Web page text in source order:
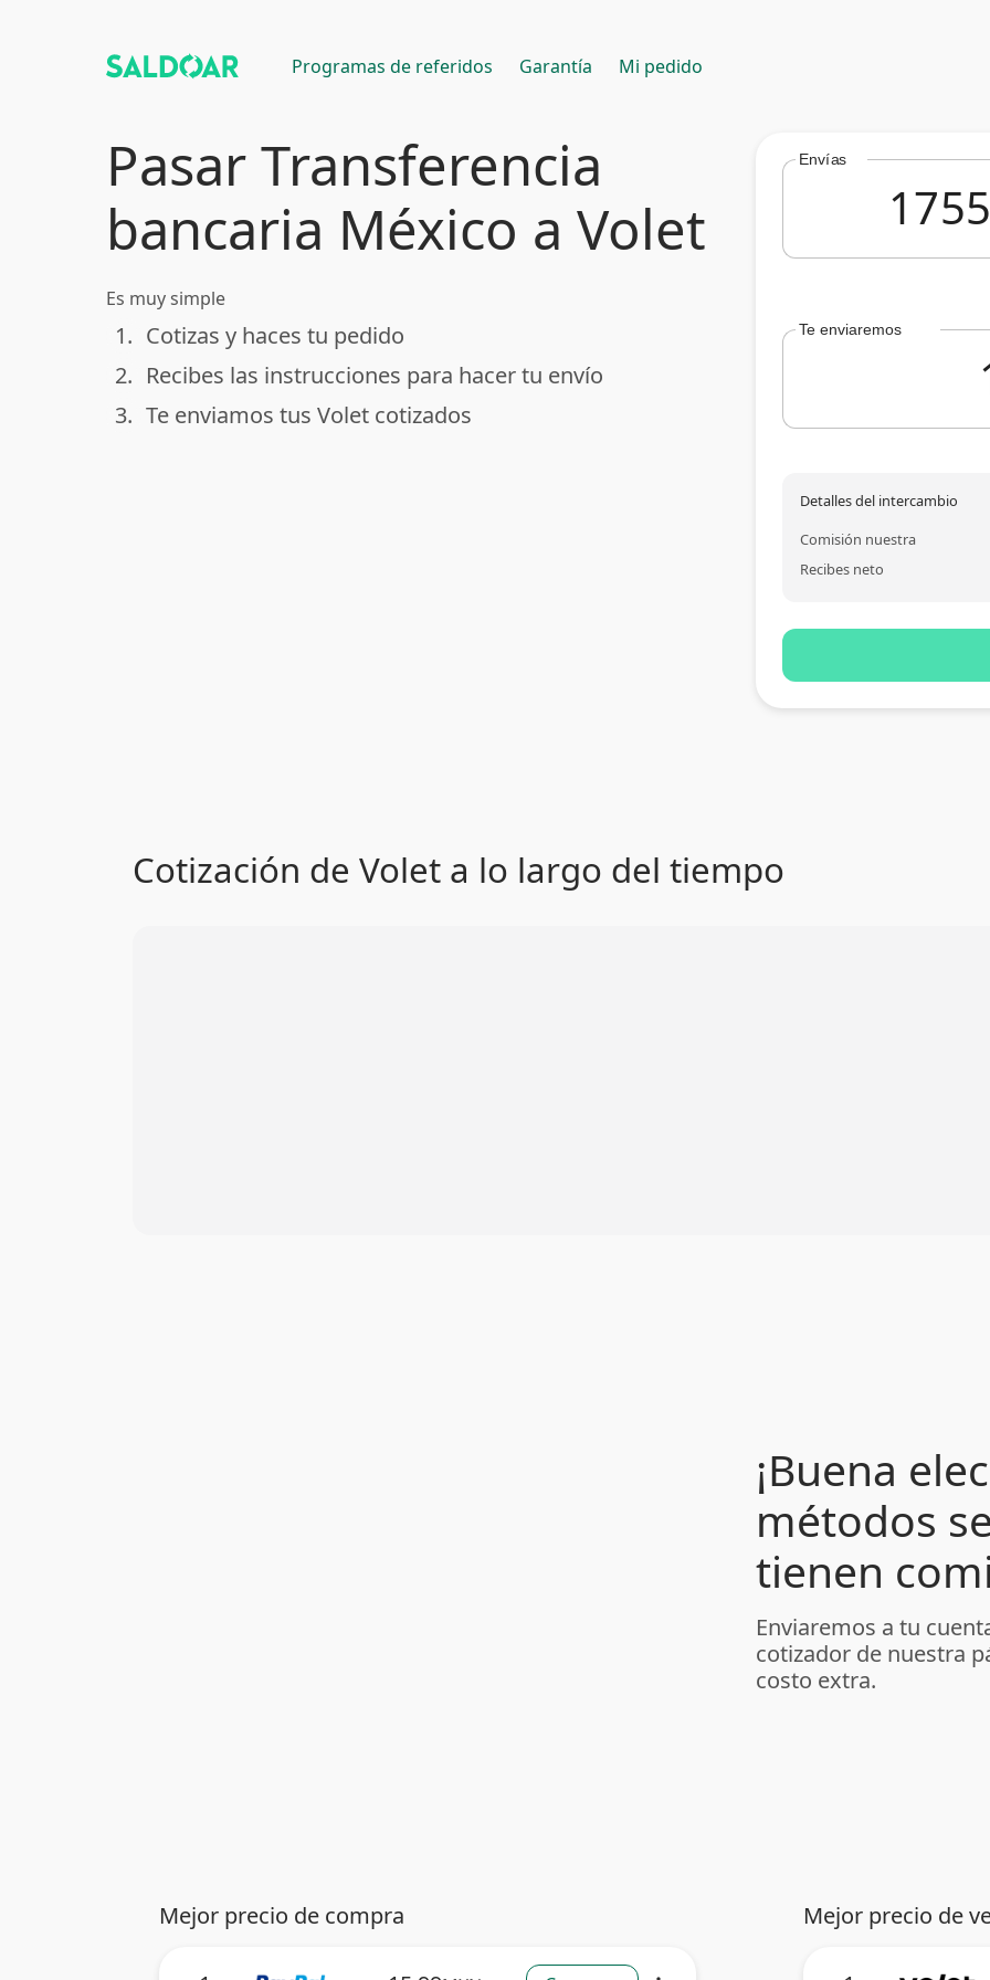
Programas de referidos Garantía Mi pedido
Pasar Transferencia
bancaria México a Volet
Es muy simple
done
1. Cotizas y haces tu pedido
done
2. Recibes las instrucciones para hacer tu envío
done
3. Te enviamos tus Volet cotizados
Envías
Te enviaremos
Detalles del intercambio
Comisión nuestra
Recibes neto
Cotización de Volet a lo largo del tiempo
¡Buena
métodos
tienen
Enviaremos a tu
cotizador de nuestra
costo extra.
Mejor precio de compra Mejor precio de